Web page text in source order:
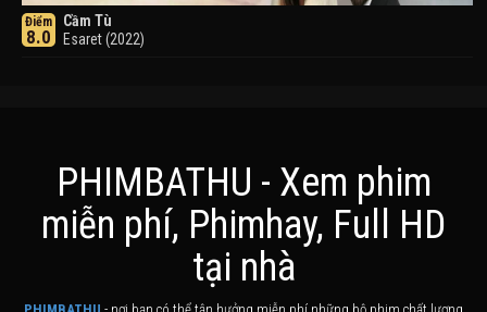
Điểm
8.0
Cầm Tù
Esaret (2022)
Khuyển Dạ Xoa
PHIMBATHU - Xem phim
miễn phí, Phimhay, Full HD
tại nhà